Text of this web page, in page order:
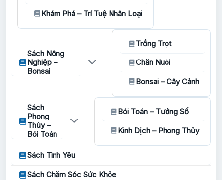
Khám Phá – Trí Tuệ Nhân Loại
Sách Nông
Nghiệp –
Bonsai
Trồng Trọt
Chăn Nuôi
Bonsai – Cây Cảnh
Sách
Phong
Thủy –
Bói Toán
Bói Toán – Tướng Số
Kinh Dịch – Phong Thủy
Sách Tình Yêu
Sách Chăm Sóc Sức Khỏe